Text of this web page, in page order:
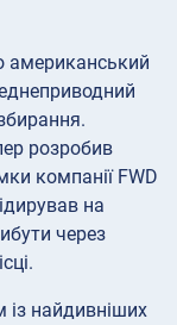
американський
розробив
компанії FWD
на
через
із найдивніших